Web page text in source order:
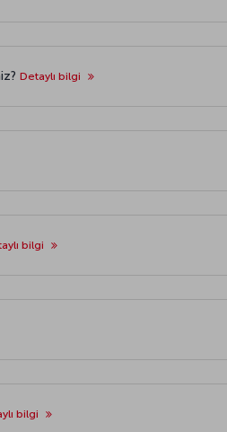
Detaylı bilgi
bilgi
bilgi